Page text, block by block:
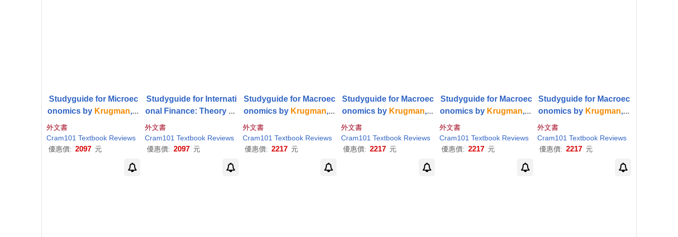
Studyguide for Microec
onomics by Krugman,P
aul , ISBN 978146418874
9
外文書
Cram101 Textbook Reviews
優惠價: 2097 元
Studyguide for Internati
onal Finance: Theory an
d Policy by
aulR., ISBN 9780133830
231
外文書
Cram101 Textbook Reviews
優惠價: 2097 元
Studyguide for Macroec
onomics by Krugman,P
aul , ISBN 978146412395
5
外文書
Cram101 Textbook Reviews
優惠價: 2217 元
Studyguide for Macroec
onomics by Krugman,P
aul , ISBN 978146418875
6
外文書
Cram101 Textbook Reviews
優惠價: 2217 元
Studyguide for Macroec
onomics by Krugman,P
aul , ISBN 978146411324
6
外文書
Cram101 Textbook Reviews
優惠價: 2217 元
Studyguide for Macroec
onomics by Krugman,P
aul , ISBN 978146412396
2
外文書
Cram101 Textbook Reviews
優惠價: 2217 元